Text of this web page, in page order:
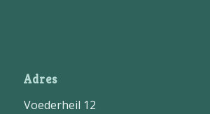
Adres
Voederheil 12